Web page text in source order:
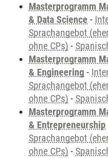
Masterprogramm
& Data Science -
Sprachangebot
ohne CPs) -
Masterprogramm
& Engineering -
Sprachangebot
ohne CPs) -
Masterprogramm
& Entrepreneurship
Sprachangebot
ohne CPs) -